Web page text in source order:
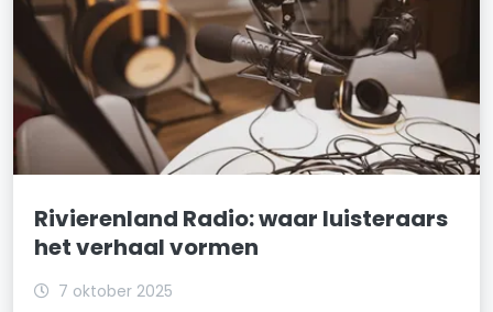
Rivierenland Radio: waar luisteraars
het verhaal vormen
7 oktober 2025